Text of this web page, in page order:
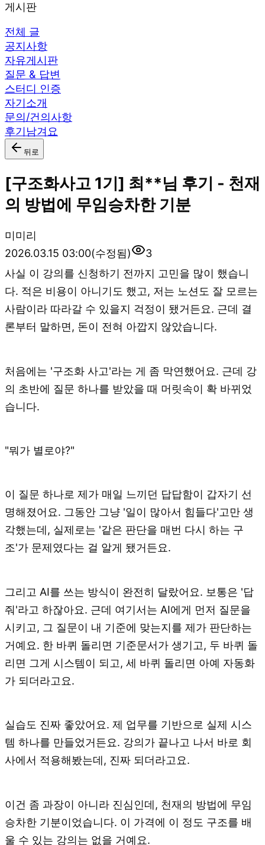
게시판
전체 글
공지사항
자유게시판
질문 & 답변
스터디 인증
자기소개
문의/건의사항
후기남겨요
뒤로
[구조화사고 1기] 최**님 후기 - 천재
의 방법에 무임승차한 기분
미미리
2026.03.15 03:00(수정됨)
3
사실 이 강의를 신청하기 전까지 고민을 많이 했습니
다. 적은 비용이 아니기도 했고, 저는 노션도 잘 모르는
사람이라 따라갈 수 있을지 걱정이 됐거든요. 근데 결
론부터 말하면, 돈이 전혀 아깝지 않았습니다.
처음에는 '구조화 사고'라는 게 좀 막연했어요. 근데 강
의 초반에 질문 하나를 받았을 때 머릿속이 확 바뀌었
습니다.
"뭐가 별로야?"
이 질문 하나로 제가 매일 느끼던 답답함이 갑자기 선
명해졌어요. 그동안 그냥 '일이 많아서 힘들다'고만 생
각했는데, 실제로는 '같은 판단을 매번 다시 하는 구
조'가 문제였다는 걸 알게 됐거든요.
그리고 AI를 쓰는 방식이 완전히 달랐어요. 보통은 '답
줘'라고 하잖아요. 근데 여기서는 AI에게 먼저 질문을
시키고, 그 질문이 내 기준에 맞는지를 제가 판단하는
거예요. 한 바퀴 돌리면 기준문서가 생기고, 두 바퀴 돌
리면 그게 시스템이 되고, 세 바퀴 돌리면 아예 자동화
가 되더라고요.
실습도 진짜 좋았어요. 제 업무를 기반으로 실제 시스
템 하나를 만들었거든요. 강의가 끝나고 나서 바로 회
사에서 적용해봤는데, 진짜 되더라고요.
이건 좀 과장이 아니라 진심인데, 천재의 방법에 무임
승차한 기분이었습니다. 이 가격에 이 정도 구조를 배
울 수 있는 강의는 없을 거예요.